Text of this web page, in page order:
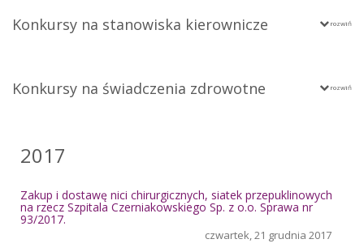
Konkursy na stanowiska kierownicze
Konkursy na świadczenia zdrowotne
2017
Zakup i dostawę nici chirurgicznych, siatek przepuklinowych
na rzecz Szpitala Czerniakowskiego Sp. z o.o. Sprawa nr
93/2017.
czwartek, 21 grudnia 2017